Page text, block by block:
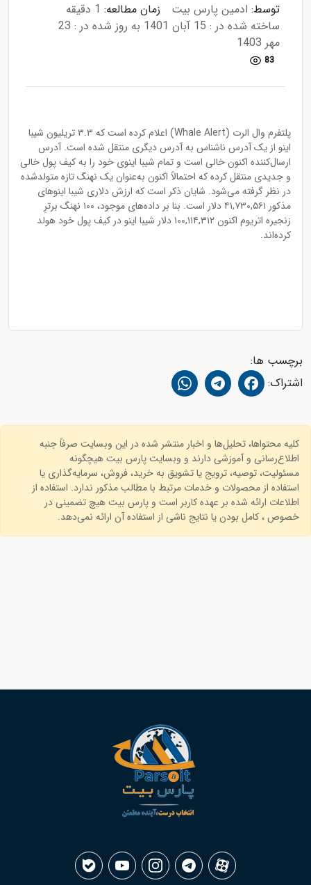
توسط: ادمین پارس بیت زمان مطالعه: 1 دقیقه
ساخته شده در : 15 آبان 1401
به روز شده در : 23
مهر 1403
83
پلتفرم وال الرت (Whale Alert) اعلام کرده است که ۳.۳ تریلیون شیبا
اینو از یک آدرس ناشناس به آدرس دیگری منتقل شده است. آدرس
ارسال‌کننده اکنون خالی است و تمام شیبا اینوی خود را به کیف پول خالی
و جدیدی منتقل کرده که احتمالاً اکنون به‌عنوان یک نهنگ تازه متولدشده
در نظر گرفته می‌شود. شایان ذکر است که ارزش دلاری شیبا اینوهای
مذکور ۴۱,۷۳۰,۵۶۱ دلار است. بنا بر داده‌های موجود، ۱۰۰ نهنگ برترِ
زنجیره اتریوم اکنون ۱۰۰,۱۱۴,۳۱۲ دلار شیبا اینو در کیف پول خود هولد
کرده‌اند.
برچسب ها:
اشتراک:
کلیه محتواها، تحلیل‌ها و اخبار منتشر شده در این وبسایت صرفاً جنبه
اطلاع‌رسانی و آموزشی دارند و وبسایت پارس بیت هیچگونه
مسئولیت، توصیه، ترویج یا تشویق به خرید، فروش، سرمایه‌گذاری یا
استفاده از محصولات و خدمات مرتبط با مطالب مذکور ندارد. استفاده از
اطلاعات ارائه شده بر عهده کاربر است و پارس بیت هیچ تضمینی در
خصوص ، کامل بودن یا نتایج ناشی از استفاده آن ارائه نمی‌دهد.